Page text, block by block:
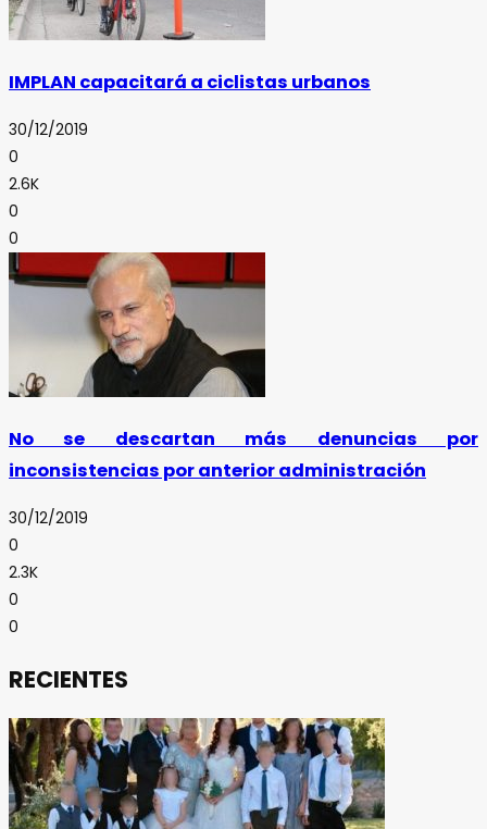
IMPLAN capacitará a ciclistas urbanos
30/12/2019
0
2.6K
0
0
No se descartan más denuncias por
inconsistencias por anterior administración
30/12/2019
0
2.3K
0
0
RECIENTES